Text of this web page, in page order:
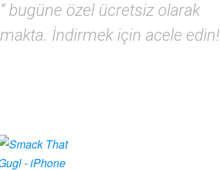
bugüne özel ücretsiz olarak
İndirmek için acele edin!